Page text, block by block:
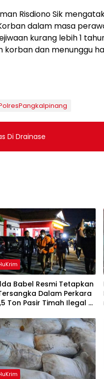
Risdiono Sik
dalam masa
kurang lebih 1
dan menunggu
Di Drainase
Babel Resmi Tetapkan
Dalam Perkara
Ton Pasir Timah Ilegal Di